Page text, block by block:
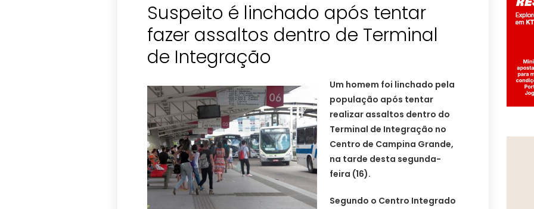
Suspeito é linchado após tentar
fazer assaltos dentro de Terminal
de Integração
Um homem foi linchado pela
população após tentar
realizar assaltos dentro do
Terminal de Integração no
Centro de Campina Grande,
na tarde desta segunda-
feira (16).
Segundo o Centro Integrado